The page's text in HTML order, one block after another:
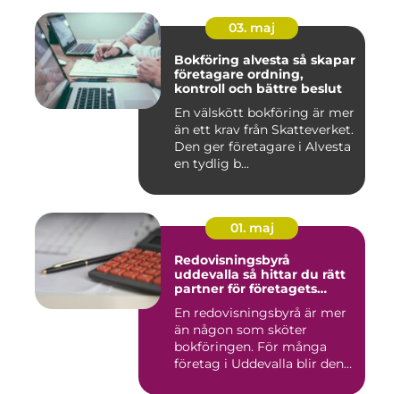
03. maj
Bokföring alvesta så skapar
företagare ordning,
kontroll och bättre beslut
En välskött bokföring är mer
än ett krav från Skatteverket.
Den ger företagare i Alvesta
en tydlig b...
01. maj
Redovisningsbyrå
uddevalla så hittar du rätt
partner för företagets
En redovisningsbyrå är mer
än någon som sköter
bokföringen. För många
företag i Uddevalla blir den